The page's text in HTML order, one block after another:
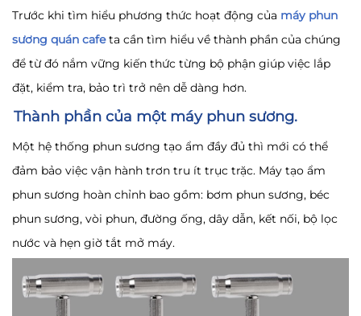
Trước khi tìm hiểu phương thức hoạt động của máy phun
sương quán cafeta cần tìm hiểu về thành phần của chúng
để từ đó nắm vững kiến thức từng bộ phận giúp việc lắp
đặt, kiểm tra, bảo trì trở nên dễ dàng hơn.
Thành phần của một máy phun sương.
Một hệ thống phun sương tạo ẩm đầy đủ thì mới có thể
đảm bảo việc vận hành trơn tru ít trục trặc. Máy tạo ẩm
phun sương hoàn chỉnh bao gồm: bơm phun sương, béc
phun sương, vòi phun, đường ống, dây dẫn, kết nối, bộ lọc
nước và hẹn giờ tắt mở máy.